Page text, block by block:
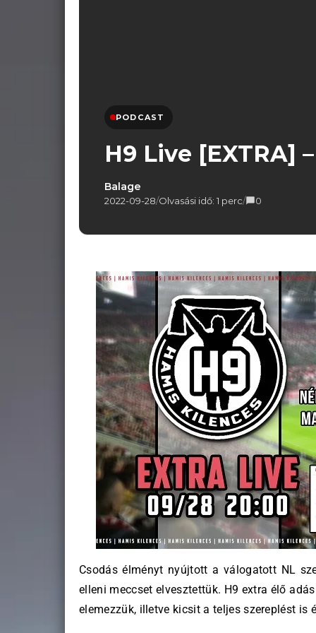
PODCAST
H9 Live [EXTRA]
Balage
2022-09-28/Olvasási idő: 1 perc/ 0
Csodás élményt nyújtott a válogatott NL
elleni meccset elvesztettük. H9 extra élő
elemezzük, illetve kicsit a teljes szereplést is